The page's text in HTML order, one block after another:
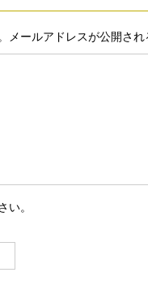
メールアドレスが公開され
い。